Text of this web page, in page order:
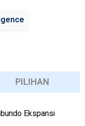
PILIHAN
Ekspansi